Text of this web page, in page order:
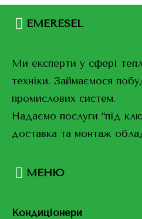
EMERESEL
Ми експерти у сфері
техніки. Займаємося
промислових систем.
Надаємо послуги “під
доставка та монтаж
МЕНЮ
Кондиціонери